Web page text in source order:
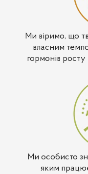
Ми віримо, що
власним
гормонів
Ми особисто
яким